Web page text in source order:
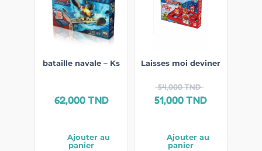
bataille navale – Ks
62,000TND
Ajouter au
panier
Laisses moi deviner
54,000TND
51,000TND
Ajouter au
panier